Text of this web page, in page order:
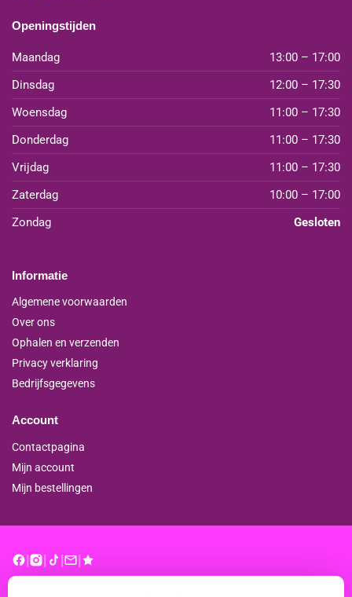
Openingstijden
Maandag
13:00 – 17:00
Dinsdag
12:00 – 17:30
Woensdag
11:00 – 17:30
Donderdag
11:00 – 17:30
Vrijdag
11:00 – 17:30
Zaterdag
10:00 – 17:00
Zondag
Gesloten
Informatie
Algemene voorwaarden
Over ons
Ophalen en verzenden
Privacy verklaring
Bedrijfsgegevens
Account
Contactpagina
Mijn account
Mijn bestellingen